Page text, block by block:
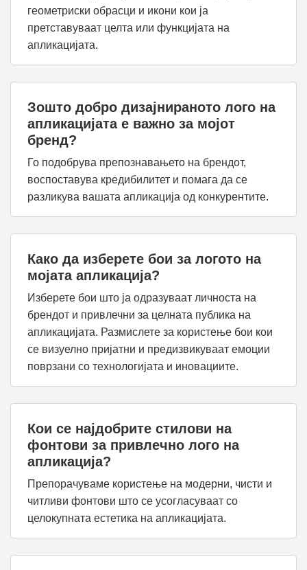
геометриски обрасци и икони кои ја
претставуваат целта или функцијата на
апликацијата.
Зошто добро дизајнираното лого на
апликацијата е важно за мојот
бренд?
Го подобрува препознавањето на брендот,
воспоставува кредибилитет и помага да се
разликува вашата апликација од конкурентите.
Како да изберете бои за логото на
мојата апликација?
Изберете бои што ја одразуваат личноста на
брендот и привлечни за целната публика на
апликацијата. Размислете за користење бои кои
се визуелно пријатни и предизвикуваат емоции
поврзани со технологијата и иновациите.
Кои се најдобрите стилови на
фонтови за привлечно лого на
апликација?
Препорачуваме користење на модерни, чисти и
читливи фонтови што се усогласуваат со
целокупната естетика на апликацијата.